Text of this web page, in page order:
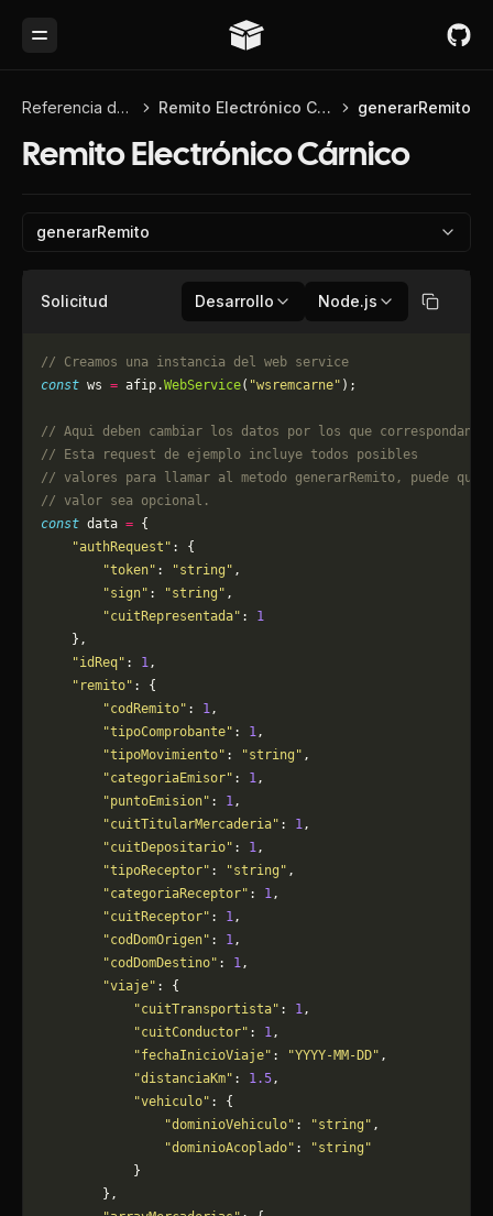
Toggle Menu
Referencia de API Remito Electrónico Cárnico generarRemito
Remito Electrónico Cárnico
generarRemito
Solicitud Desarrollo Node.js Copiar
// Creamos una instancia del web service
const ws = afip.WebService( "wsremcarne" );
// Aqui deben cambiar los datos por los que correspondan.
// Esta request de ejemplo incluye todos posibles
// valores para llamar al metodo generarRemito, puede que
// valor sea opcional.
const data = {
    "authRequest"
: {
        "token"
: "string" ,
        "sign"
: "string" ,
        "cuitRepresentada"
: 1
    },
    "idReq"
: 1,
    "remito"
: {
        "codRemito"
: 1,
        "tipoComprobante"
: 1,
        "tipoMovimiento"
: "string" ,
        "categoriaEmisor"
: 1,
        "puntoEmision"
: 1,
        "cuitTitularMercaderia"
: 1,
        "cuitDepositario"
: 1,
        "tipoReceptor"
: "string" ,
        "categoriaReceptor"
: 1,
        "cuitReceptor"
: 1,
        "codDomOrigen"
: 1,
        "codDomDestino"
: 1,
        "viaje"
: {
            "cuitTransportista"
: 1,
            "cuitConductor"
: 1,
            "fechaInicioViaje"
: "YYYY-MM-DD" ,
            "distanciaKm"
: 1.5,
            "vehiculo"
: {
                "dominioVehiculo"
: "string" ,
                "dominioAcoplado"
:
"string"
            }
        },